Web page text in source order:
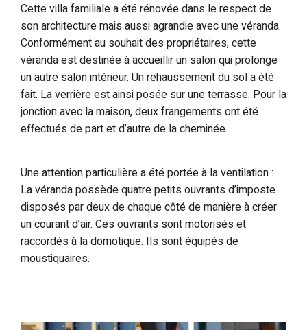
Cette villa familiale a été rénovée dans le respect de
son architecture mais aussi agrandie avec une véranda.
Conformément au souhait des propriétaires, cette
véranda est destinée à accueillir un salon qui prolonge
un autre salon intérieur. Un rehaussement du sol a été
fait. La verrière est ainsi posée sur une terrasse. Pour la
jonction avec la maison, deux frangements ont été
effectués de part et d’autre de la cheminée.
Une attention particulière a été portée à la ventilation :
La véranda possède quatre petits ouvrants d’imposte
disposés par deux de chaque côté de manière à créer
un courant d’air. Ces ouvrants sont motorisés et
raccordés à la domotique. Ils sont équipés de
moustiquaires.